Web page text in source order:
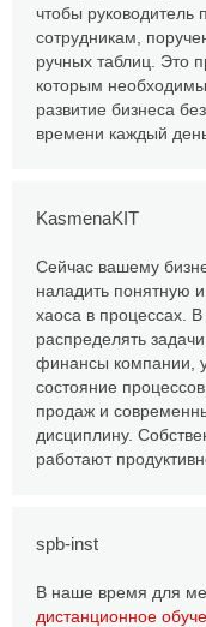
чтобы руководитель
сотрудникам,
ручных таблиц. Это
которым
развитие бизнеса
времени каждый
KasmenaKIT
Сейчас вашему
наладить понятную
хаоса в процессах.
распределять
финансы компании,
состояние
продаж и
дисциплину.
работают
spb-inst
В наше время для
дистанционное